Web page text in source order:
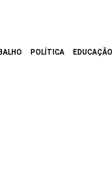
POLÍTICA EDUCAÇÃO